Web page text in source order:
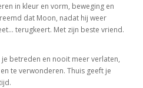
in kleur en vorm, beweging en
dat Moon, nadat hij weer
terugkeert. Met zijn beste vriend.
je betreden en nooit meer verlaten,
te verwonderen. Thuis geeft je